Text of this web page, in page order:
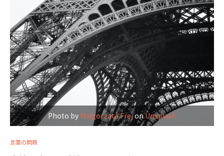
Photo by Malgorzata FrejonUnsplash
言葉の問題